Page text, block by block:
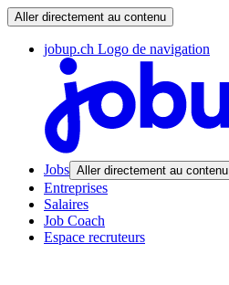
Aller directement au contenu
jobup.ch Logo de navigation
Jobs Aller directement au contenu
Entreprises
Salaires
Job Coach
Espace recruteurs